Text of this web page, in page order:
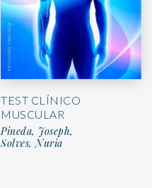
TEST CLÍNICO
MUSCULAR
Pineda, Joseph,
Solves, Nuria